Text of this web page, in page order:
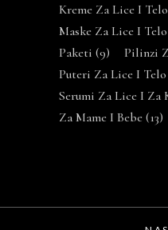
Kreme Za Lice I Telo
Maske Za Lice I Telo
Paketi (9) Pilinzi
Puteri Za Lice I Telo
Serumi Za Lice I Za
Za Mame I Bebe (13)